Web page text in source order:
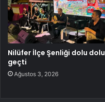
Nilüfer İlçe Şenliği dolu dolu
geçti
Ağustos 3, 2026